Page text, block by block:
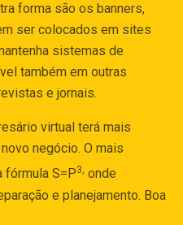
forma são os banners,
ser colocados em sites
sistemas de
também em outras
e jornais.
virtual terá mais
negócio. O mais
fórmula S=P3, onde
e planejamento. Boa